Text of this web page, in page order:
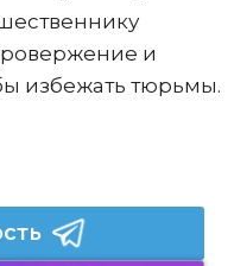
и
избежать тюрьмы.